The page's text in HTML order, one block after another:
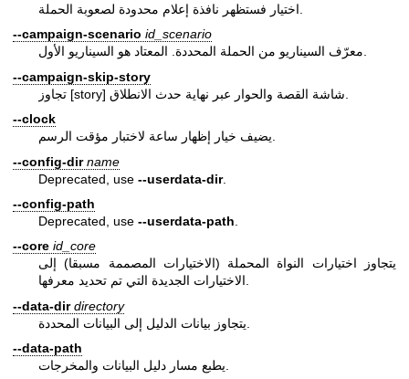
--campaign-scenario id_scenario
معرّف السيناريو من الحملة المحددة. المعتاد هو السيناريو الأول.
--campaign-skip-story
--clock
--config-dirname
Deprecated, use --userdata-dir.
--config-path
Deprecated, use --userdata-path
--core id_core
يتجاوز اختيارات النواة المحملة (الاختيارات المصممة مسبقا) إلى
الاختيارات الجديدة التي تم تحديد معرفها.
--data-dirdirectory
--data-path